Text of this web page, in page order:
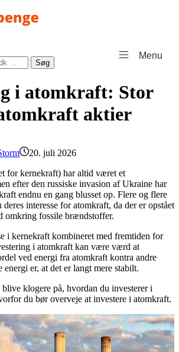
Menu
Søg
i atomkraft: Stor
aktier
20. juli 2026
for kernekraft) har altid været et
efter den russiske invasion af Ukraine har
endnu en gang blusset op. Flere og flere
interesse for atomkraft, da der er opstået
omkring fossile brændstoffer.
i kernekraft kombineret med fremtiden for
i atomkraft kan være værd at
ved energi fra atomkraft kontra andre
er, at det er langt mere stabilt.
klogere på, hvordan du investerer i
du bør overveje at investere i atomkraft.